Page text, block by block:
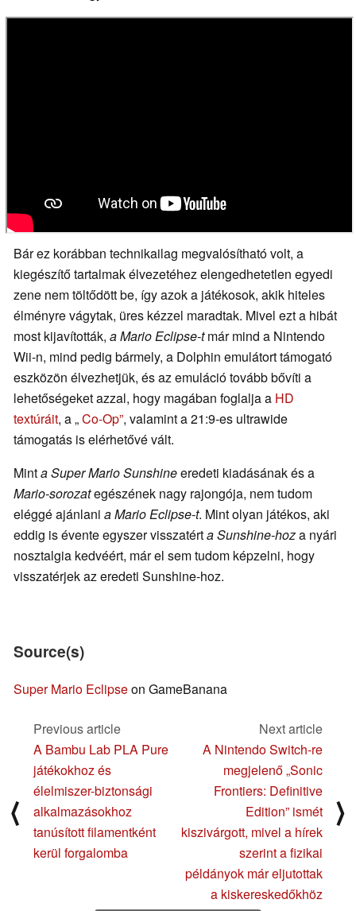
Bár ez korábban technikailag megvalósítható volt, a
kiegészítő tartalmak élvezetéhez elengedhetetlen egyedi
zene nem töltődött be, így azok a játékosok, akik hiteles
élményre vágytak, üres kézzel maradtak. Mivel ezt a hibát
most kijavították, a Mario Eclipse-tmár mind a Nintendo
Wii-n, mind pedig bármely, a Dolphin emulátort támogató
eszközön élvezhetjük, és az emuláció tovább bővíti a
lehetőségeket azzal, hogy magában foglalja a HD
textúráit, a „Co-Op”, valamint a 21:9-es ultrawide
támogatás is elérhetővé vált.
Minta Super Mario Sunshineeredeti kiadásának és a
Mario-sorozategészének nagy rajongója, nem tudom
eléggé ajánlani a Mario Eclipse-t. Mint olyan játékos, aki
eddig is évente egyszer visszatérta Sunshine-hoza nyári
nosztalgia kedvéért, már el sem tudom képzelni, hogy
visszatérjek az eredeti Sunshine-hoz.
Source(s)
Super Mario Eclipseon GameBanana
⟨
Previous article
A Bambu Lab PLA Pure
játékokhoz és
élelmiszer-biztonsági
alkalmazásokhoz
tanúsított filamentként
kerül forgalomba
Next article
A Nintendo Switch-re
megjelenő „Sonic
Frontiers: Definitive
Edition” ismét
kiszivárgott, mivel a hírek
szerint a fizikai
példányok már eljutottak
a kiskereskedőkhöz
⟩